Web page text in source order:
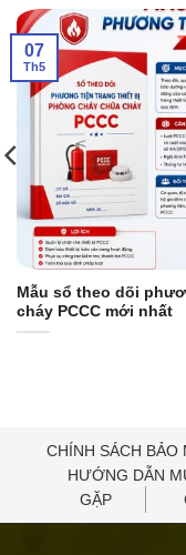
Mẫu sổ theo dõi
cháy PCCC mới nhất
07
Th5
CHÍNH SÁCH BẢO
HƯỚNG DẪN
GẶP